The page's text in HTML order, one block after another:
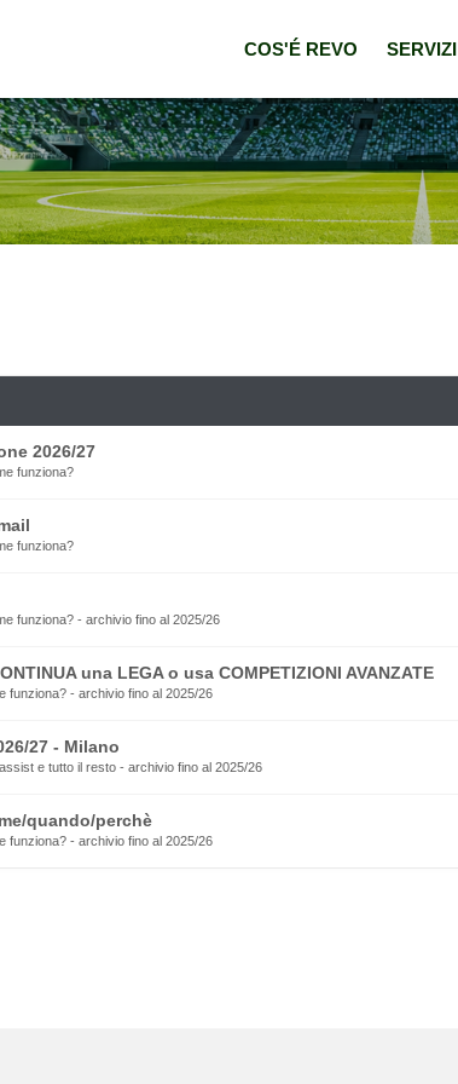
COS'É REVO SERVIZI
2026/27
funziona?
funziona?
funziona? - archivio fino al 2025/26
una LEGA o usa COMPETIZIONI AVANZATE
funziona? - archivio fino al 2025/26
27 - Milano
e tutto il resto - archivio fino al 2025/26
quando/perchè
funziona? - archivio fino al 2025/26